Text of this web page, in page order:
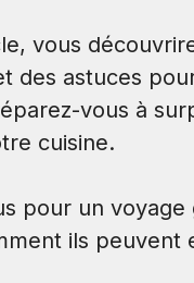
vous
des astuces
vous à
cuisine.
pour un
ils peuvent